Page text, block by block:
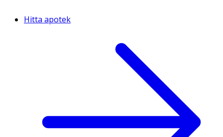
Hitta apotek